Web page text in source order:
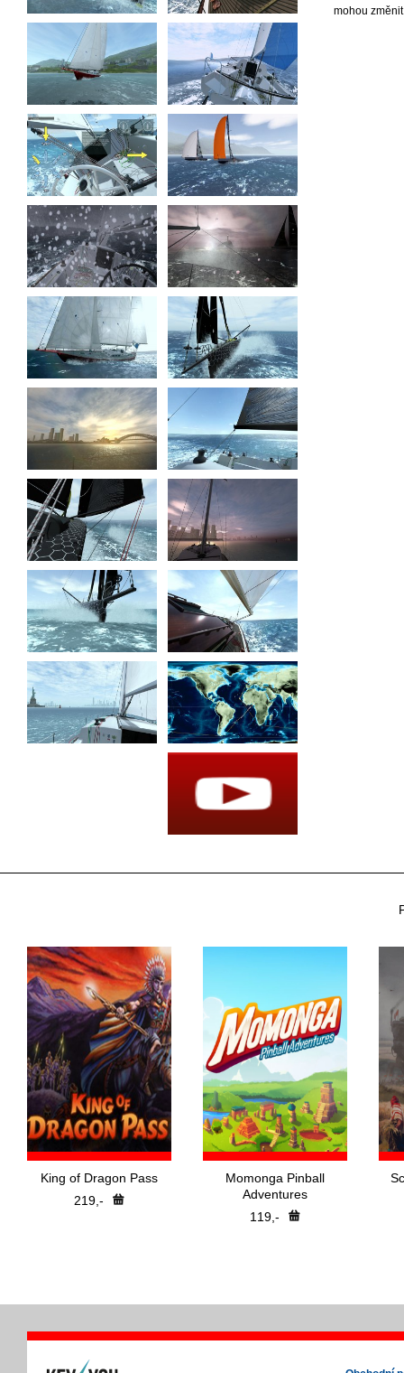
mohou
King of Dragon Pass
219,-
Momonga Pinball
Adventures
119,-